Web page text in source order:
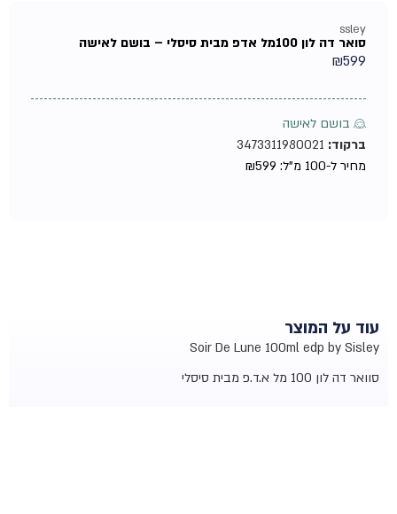
ssley
סואר דה לון 100מל אדפ מבית סיסלי – בושם לאישה
₪599
♀ בושם לאישה
ברקוד:3473311980021
מחיר ל-100 מ"ל:
₪599
עוד על המוצר
Soir De Lune 100ml edp by Sisley
סוואר דה לון 100 מל א.ד.פ מבית סיסלי